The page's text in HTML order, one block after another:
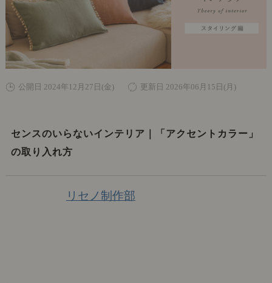
公開日 2024年12月27日(金) 更新日 2026年06月15日(月)
センスのいらないインテリア｜「アクセントカラー」
の取り入れ方
リセノ制作部